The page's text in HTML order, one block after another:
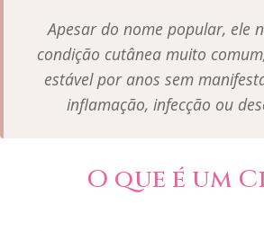
Apesar do nome popular, ele
condição cutânea muito
estável por anos sem
inflamação, infecção ou
O que é um